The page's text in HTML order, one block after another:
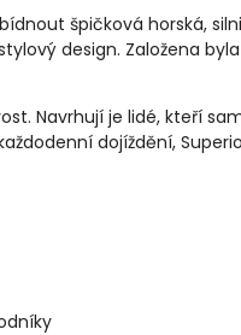
špičková horská,
design. Založena
Navrhují je lidé, kteří
dojíždění,